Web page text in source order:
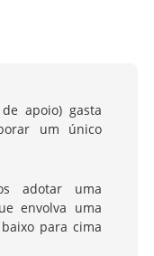
apoio) gasta
um único
adotar uma
envolva uma
para cima